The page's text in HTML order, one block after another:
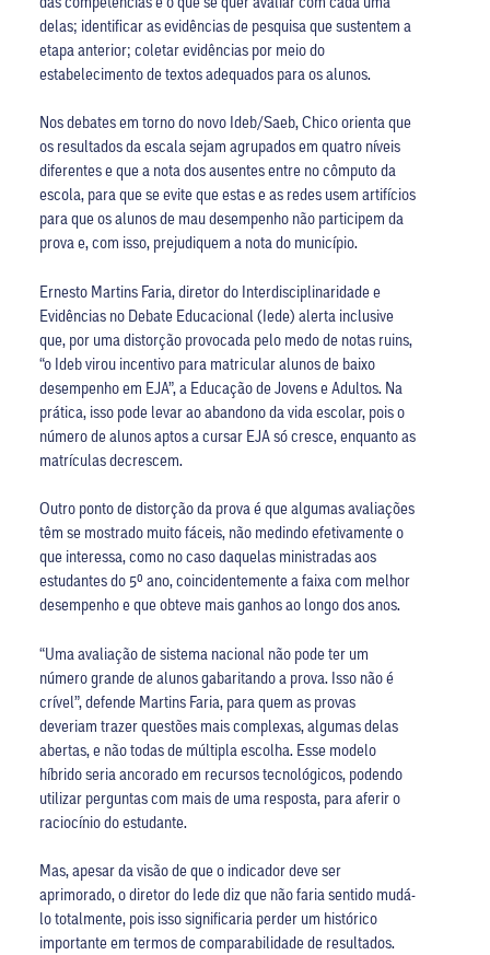
delas; identificar as evidências de pesquisa que sustentem a
etapa anterior; coletar evidências por meio do
estabelecimento de textos adequados para os alunos.
Nos debates em torno do novo Ideb/Saeb, Chico orienta que
os resultados da escala sejam agrupados em quatro níveis
diferentes e que a nota dos ausentes entre no cômputo da
escola, para que se evite que estas e as redes usem artifícios
para que os alunos de mau desempenho não participem da
prova e, com isso, prejudiquem a nota do município.
Ernesto Martins Faria, diretor do Interdisciplinaridade e
Evidências no Debate Educacional (Iede) alerta inclusive
que, por uma distorção provocada pelo medo de notas ruins,
“o Ideb virou incentivo para matricular alunos de baixo
desempenho em EJA”, a Educação de Jovens e Adultos. Na
prática, isso pode levar ao abandono da vida escolar, pois o
número de alunos aptos a cursar EJA só cresce, enquanto as
matrículas decrescem.
Outro ponto de distorção da prova é que algumas avaliações
têm se mostrado muito fáceis, não medindo efetivamente o
que interessa, como no caso daquelas ministradas aos
estudantes do 5º ano, coincidentemente a faixa com melhor
desempenho e que obteve mais ganhos ao longo dos anos.
“Uma avaliação de sistema nacional não pode ter um
número grande de alunos gabaritando a prova. Isso não é
crível”, defende Martins Faria, para quem as provas
deveriam trazer questões mais complexas, algumas delas
abertas, e não todas de múltipla escolha. Esse modelo
híbrido seria ancorado em recursos tecnológicos, podendo
utilizar perguntas com mais de uma resposta, para aferir o
raciocínio do estudante.
Mas, apesar da visão de que o indicador deve ser
aprimorado, o diretor do Iede diz que não faria sentido mudá-
lo totalmente, pois isso significaria perder um histórico
importante em termos de comparabilidade de resultados.